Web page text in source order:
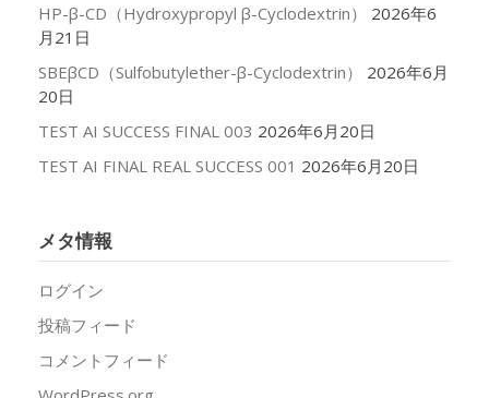
HP-β-CD（Hydroxypropyl β-Cyclodextrin）
2026年6
月21日
SBEβCD（Sulfobutylether-β-Cyclodextrin）
2026年6月
20日
TEST AI SUCCESS FINAL 003 2026年6月20日
TEST AI FINAL REAL SUCCESS 001 2026年6月20日
メタ情報
ログイン
投稿フィード
コメントフィード